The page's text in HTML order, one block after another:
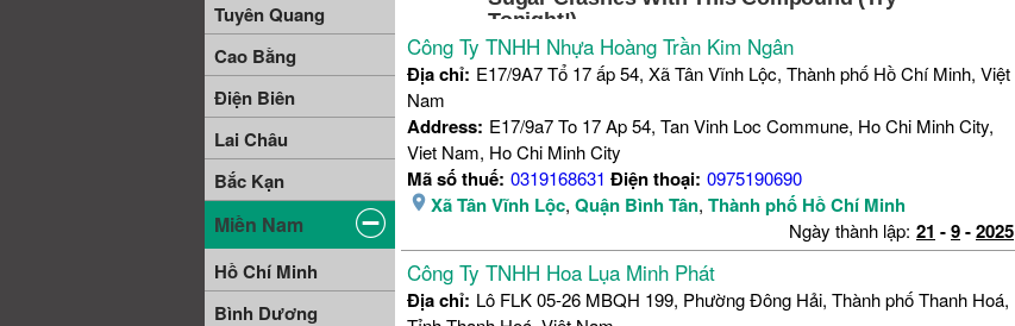
Tuyên Quang
Cao Bằng
Điện Biên
Lai Châu
Bắc Kạn
Miền Nam
Hồ Chí Minh
Bình Dương
Công Ty TNHH Nhựa Hoàng Trần Kim Ngân
Địa chỉ: E17/9A7 Tổ 17 ấp 54, Xã Tân Vĩnh Lộc, Thành phố Hồ Chí Minh, Việt
Nam
Address: E17/9a7 To 17 Ap 54, Tan Vinh Loc Commune, Ho Chi Minh City,
Viet Nam, Ho Chi Minh City
Mã số thuế: 0319168631 Điện thoại: 0975190690
Xã Tân Vĩnh Lộc, Quận Bình Tân, Thành phố Hồ Chí Minh
Ngày thành lập: 21 -9-2025
Công Ty TNHH Hoa Lụa Minh Phát
Địa chỉ: Lô FLK 05-26 MBQH 199, Phường Đông Hải, Thành phố Thanh Hoá,